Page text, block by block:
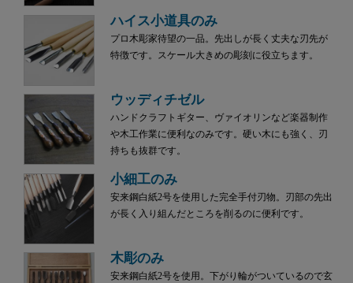
ハイス小道具のみ
プロ木彫家待望の一品。先出しが長く丈夫な刃先が
特徴です。スケール大きめの彫刻に役立ちます。
ウッディチゼル
ハンドクラフトギター、ヴァイオリンなど楽器制作
や木工作業に便利なのみです。硬い木にも強く、刃
持ちも抜群です。
小細工のみ
安来鋼白紙2号を使用した完全手付刃物。刃部の先出
が長く入り組んだところを削るのに便利です。
木彫のみ
安来鋼白紙2号を使用。下がり輪がついているので玄